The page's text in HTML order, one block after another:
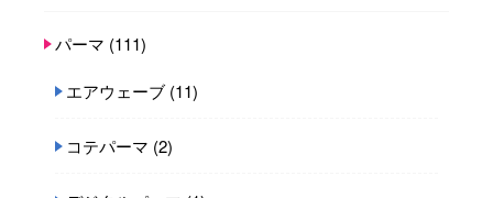
パーマ (111)
エアウェーブ (11)
コテパーマ (2)